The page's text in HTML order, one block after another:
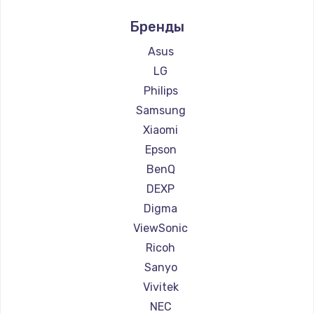
Ремонт проекторов Barco
Ремонт проекторов Xgimi
Ремонт проекторов Canon
Ремонт проекторов JVC
Ремонт проекторов Casio
Ремонт проекторов Hiper
Ремонт проекторов HITACHI
Ремонт проекторов Panasonic
Ремонт проекторов Hisense
Бренды
Asus
LG
Philips
Samsung
Xiaomi
Epson
BenQ
DEXP
Digma
ViewSonic
Ricoh
Sanyo
Vivitek
NEC